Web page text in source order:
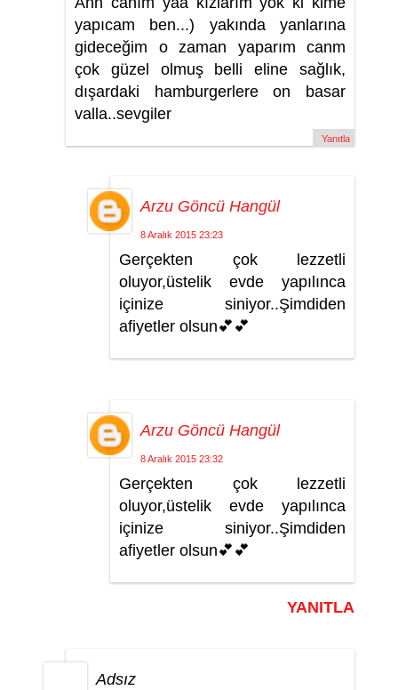
yapıcam ben...) yakında yanlarına
gideceğim o zaman yaparım canm
çok güzel olmuş belli eline sağlık,
dışardaki hamburgerlere on basar
valla..sevgiler
Yanıtla
Arzu Göncü Hangül
8 Aralık 2015 23:23
Gerçekten çok lezzetli
oluyor,üstelik evde yapılınca
içinize siniyor..Şimdiden
afiyetler olsun💕💕
Arzu Göncü Hangül
8 Aralık 2015 23:32
Gerçekten çok lezzetli
oluyor,üstelik evde yapılınca
içinize siniyor..Şimdiden
afiyetler olsun💕💕
YANITLA
Adsız